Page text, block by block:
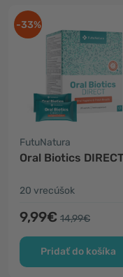
-33%
FutuNatura
Oral Biotics
20 vrecúšok
9,99€ 14,99€
Pridať do košíka